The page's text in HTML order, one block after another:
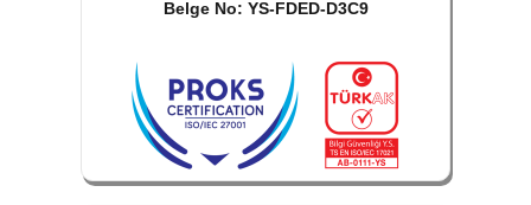
Belge No: YS-FDED-D3C9